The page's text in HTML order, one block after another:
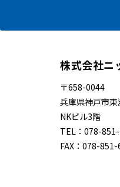
株式会社ニ
〒658-0044
兵庫県神戸市
NKビル3階
TEL： 078-
FAX： 078-851-